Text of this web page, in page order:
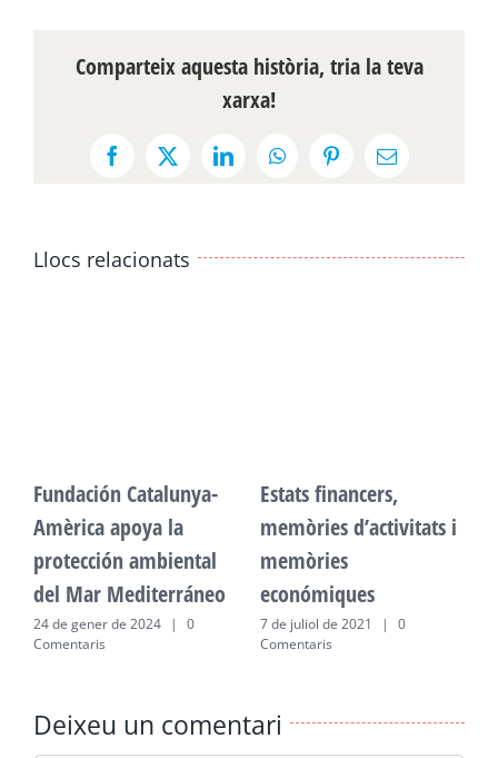
Comparteix aquesta història, tria la teva
xarxa!
Facebook
X LinkedInWhatsAppPinterestEmail:
Llocs relacionats
Fundación Catalunya-
Amèrica apoya la
protección ambiental
del Mar Mediterráneo
24 de gener de 2024 |
0
Comentaris
Estats financers,
memòries d’activitats i
memòries
económiques
7 de juliol de 2021 |
0
Comentaris
Deixeu un comentari